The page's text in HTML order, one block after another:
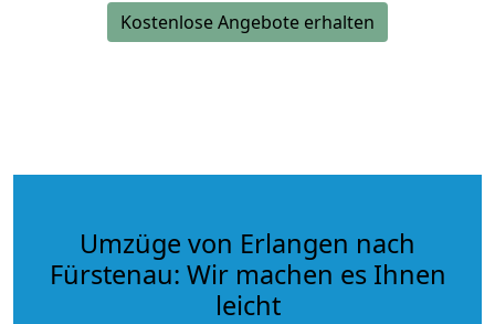
Kostenlose Angebote erhalten
Umzüge von Erlangen nach
Fürstenau: Wir machen es Ihnen
leicht